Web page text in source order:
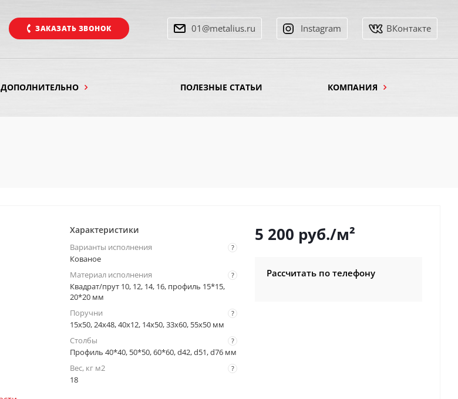
ЗАКАЗАТЬ ЗВОНОК 01@metalius.ru Instagram ВКонтакте
ДОПОЛНИТЕЛЬНО ПОЛЕЗНЫЕ СТАТЬИ КОМПАНИЯ
Характеристики
?
Варианты исполнения
Кованое
?
Материал исполнения
Квадрат/прут 10, 12, 14, 16, профиль 15*15,
20*20 мм
?
Поручни
15x50, 24x48, 40x12, 14x50, 33x60, 55x50 мм
?
Столбы
Профиль 40*40, 50*50, 60*60, d42, d51, d76 мм
?
Вес, кг м2
18
5 200 руб./м²
Рассчитать по телефону